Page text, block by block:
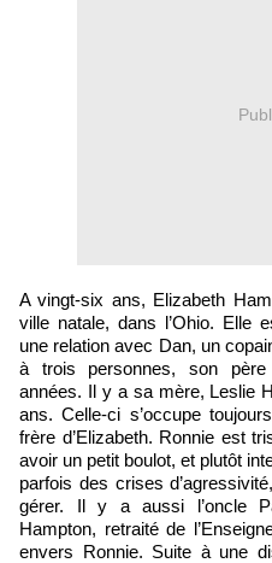
A vingt-six ans, Elizabeth
ville natale, dans l’Ohio. Elle
une relation avec Dan, un
à trois personnes, son père
années. Il y a sa mère, Leslie
ans. Celle-ci s’occupe
frère d’Elizabeth. Ronnie est
avoir un petit boulot, et plutôt
parfois des crises
gérer. Il y a aussi l’oncle
Hampton, retraité de
envers Ronnie. Suite à une